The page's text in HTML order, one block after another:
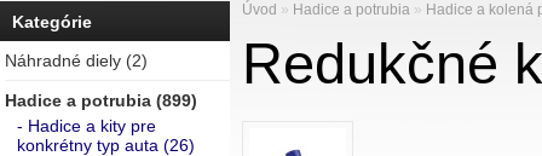
Kategórie
Náhradné diely (2)
Hadice a potrubia (899)
- Hadice a kity pre
konkrétny typ auta (26)
Úvod » Hadice a potrubia » Hadice a kolená
Redukčné